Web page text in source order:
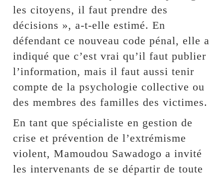
les citoyens, il faut prendre des
décisions », a-t-elle estimé. En
défendant ce nouveau code pénal, elle a
indiqué que c’est vrai qu’il faut publier
l’information, mais il faut aussi tenir
compte de la psychologie collective ou
des membres des familles des victimes.
En tant que spécialiste en gestion de
crise et prévention de l’extrémisme
violent, Mamoudou Sawadogo a invité
les intervenants de se départir de toute